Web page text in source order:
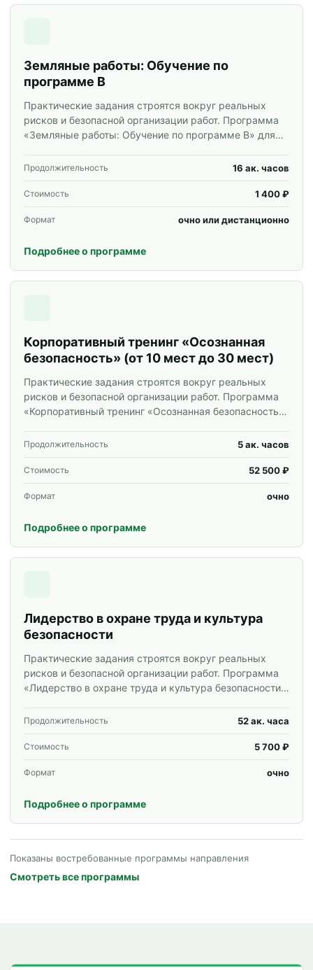
Земляные работы: Обучение по
программе В
Практические задания строятся вокруг реальных
рисков и безопасной организации работ. Программа
«Земляные работы: Обучение по программе В» для
Продолжительность 16 ак. часов
Стоимость 1 400 ₽
Формат очно или дистанционно
Подробнее о программе
Корпоративный тренинг «Осознанная
безопасность» (от 10 мест до 30 мест)
Практические задания строятся вокруг реальных
рисков и безопасной организации работ. Программа
«Корпоративный тренинг «Осознанная безопасность»
корпоративных групп.
Продолжительность 5 ак. часов
Стоимость 52 500 ₽
Формат очно
Подробнее о программе
Лидерство в охране труда и культура
безопасности
Практические задания строятся вокруг реальных
рисков и безопасной организации работ. Программа
«Лидерство в охране труда и культура безопасности»
Продолжительность 52 ак. часа
Стоимость 5 700 ₽
Формат очно
Подробнее о программе
Показаны востребованные программы направления
Смотреть все программы